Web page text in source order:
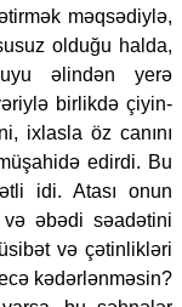
məqsədiylə,
olduğu halda,
əlindən yerə
birlikdə çiyin-
ixlasla öz canını
edirdi. Bu
idi. Atası onun
və əbədi səadətini
və çətinlikləri
kədərlənməsin?